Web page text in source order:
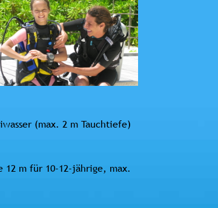
(max. 2 m Tauchtiefe)
12 m für 10-12-jährige, max.